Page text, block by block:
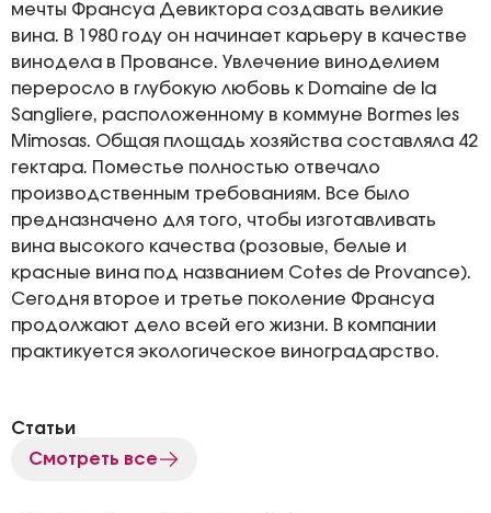
мечты Франсуа Девиктора создавать великие
вина. В 1980 году он начинает карьеру в качестве
винодела в Провансе. Увлечение виноделием
переросло в глубокую любовь к Domaine de la
Sangliere, расположенному в коммуне Bormes les
Mimosas. Общая площадь хозяйства составляла 42
гектара. Поместье полностью отвечало
производственным требованиям. Все было
предназначено для того, чтобы изготавливать
вина высокого качества (розовые, белые и
красные вина под названием Cotes de Provance).
Сегодня второе и третье поколение Франсуа
продолжают дело всей его жизни. В компании
практикуется экологическое виноградарство.
Статьи
Смотреть все